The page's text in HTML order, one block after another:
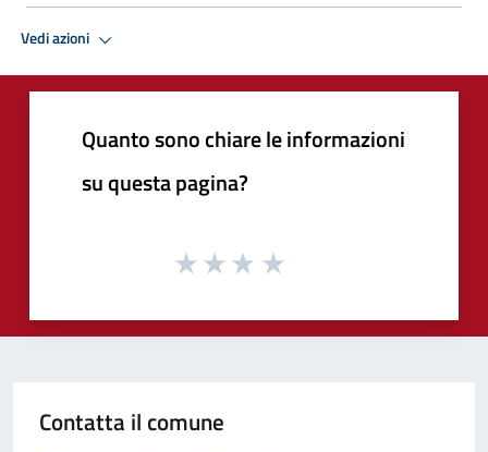
Vedi azioni
Quanto sono chiare le informazioni
su questa pagina?
Contatta il comune